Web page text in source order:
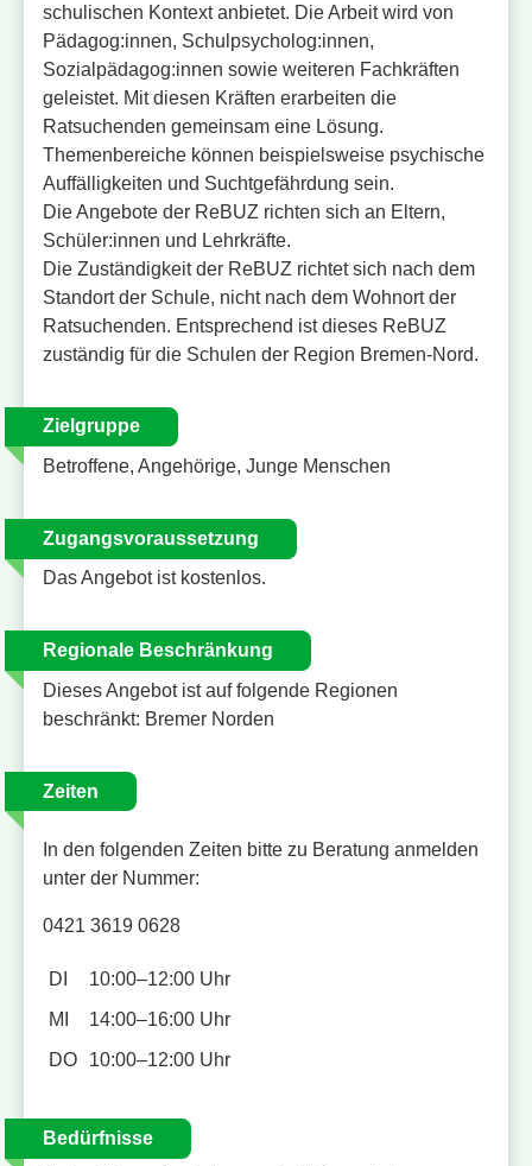
schulischen Kontext anbietet. Die Arbeit wird von
Pädagog:innen, Schulpsycholog:innen,
Sozialpädagog:innen sowie weiteren Fachkräften
geleistet. Mit diesen Kräften erarbeiten die
Ratsuchenden gemeinsam eine Lösung.
Themenbereiche können beispielsweise psychische
Auffälligkeiten und Suchtgefährdung sein.
Die Angebote der ReBUZ richten sich an Eltern,
Schüler:innen und Lehrkräfte.
Die Zuständigkeit der ReBUZ richtet sich nach dem
Standort der Schule, nicht nach dem Wohnort der
Ratsuchenden. Entsprechend ist dieses ReBUZ
zuständig für die Schulen der Region Bremen-Nord.
Zielgruppe
Betroffene, Angehörige, Junge Menschen
Zugangsvoraussetzung
Das Angebot ist kostenlos.
Regionale Beschränkung
Dieses Angebot ist auf folgende Regionen
beschränkt: Bremer Norden
Zeiten
In den folgenden Zeiten bitte zu Beratung anmelden
unter der Nummer:
0421 3619 0628
DI
10:00–12:00 Uhr
MI
14:00–16:00 Uhr
DO
10:00–12:00 Uhr
Bedürfnisse